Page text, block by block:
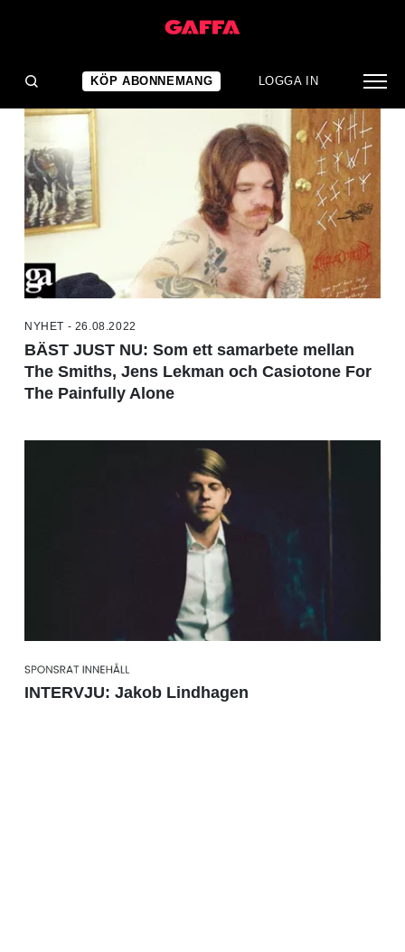
KÖP ABONNEMANG LOGGA IN
NYHET - 26.08.2022
BÄST JUST NU: Som ett samarbete mellan
The Smiths, Jens Lekman och Casiotone For
The Painfully Alone
INTERVJU: Jakob Lindhagen